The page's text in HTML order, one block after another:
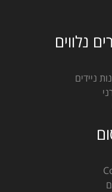
נלווים
ניידים